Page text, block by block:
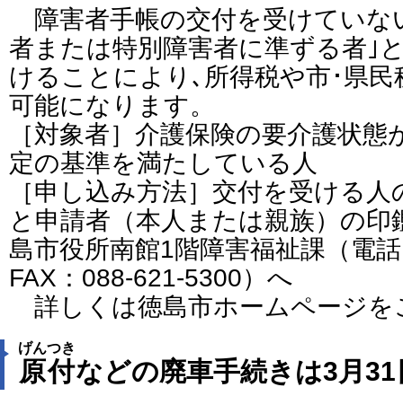
障害者手帳の交付を受けていな
者または特別障害者に準ずる者｣
けることにより､所得税や市･県
可能になります。
［対象者］介護保険の要介護状
定の基準を満たしている人
［申し込み方法］交付を受ける
と申請者（本人または親族）の
島市役所南館1階障害福祉課（
FAX：088-621-5300）へ
詳しくは徳島市ホームページを
原付
げんつき
などの廃車手続きは3月